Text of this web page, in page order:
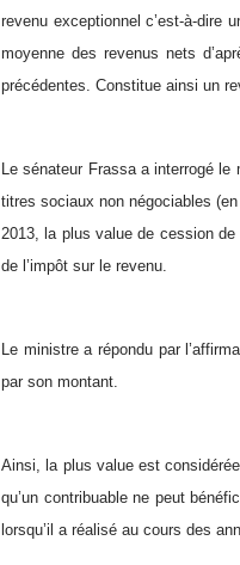
revenu exceptionnel c’est-à-dire
moyenne des revenus nets
précédentes. Constitue ainsi un
Le sénateur Frassa a interrogé
titres sociaux non négociables
2013, la plus value de cession
de l’impôt sur le revenu.
Le ministre a répondu par
par son montant.
Ainsi, la plus value est
qu’un contribuable ne peut
lorsqu’il a réalisé au cours des